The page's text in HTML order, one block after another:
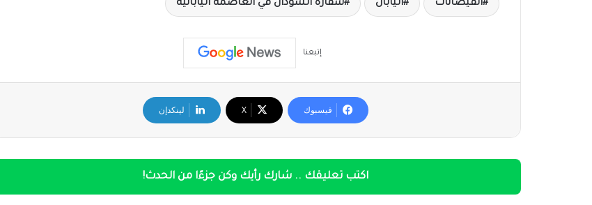
الفيضانات اليابان سفارة السودان في العاصمة اليابانية
إتبعنا
فيسبوك ‫X لينكدإن
اكتب تعليقك .. شارك رأيك وكن جزءًا من الحدث!